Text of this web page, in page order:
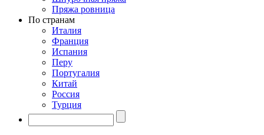
Пряжа ровница
По странам
Италия
Франция
Испания
Перу
Португалия
Китай
Россия
Турция